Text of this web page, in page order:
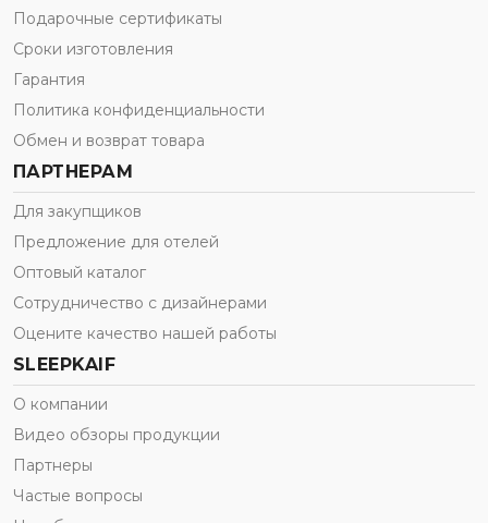
Подарочные сертификаты
Сроки изготовления
Гарантия
Политика конфиденциальности
Обмен и возврат товара
ПАРТНЕРАМ
Для закупщиков
Предложение для отелей
Оптовый каталог
Сотрудничество с дизайнерами
Оцените качество нашей работы
SLEEPKAIF
О компании
Видео обзоры продукции
Партнеры
Частые вопросы